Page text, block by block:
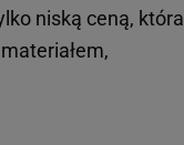
niską ceną, która